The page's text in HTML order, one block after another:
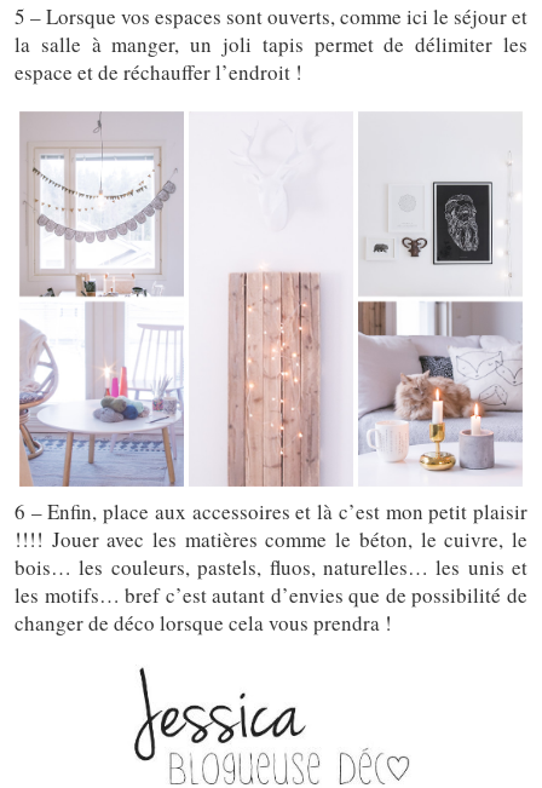
5 – Lorsque vos espaces sont ouverts, comme ici le séjour et
la salle à manger, un joli tapis permet de délimiter les
espace et de réchauffer l’endroit !
6 – Enfin, place aux accessoires et là c’est mon petit plaisir
!!!! Jouer avec les matières comme le béton, le cuivre, le
bois… les couleurs, pastels, fluos, naturelles… les unis et
les motifs… bref c’est autant d’envies que de possibilité de
changer de déco lorsque cela vous prendra !